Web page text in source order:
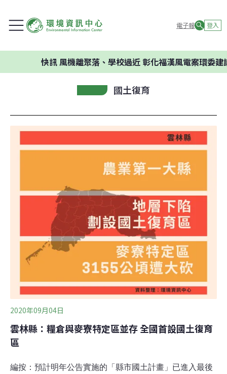
電子報 登入
風機離聚落、學校過近 彰化福漢風電案環委建議不應
國土復育
2020年09月04日
雲林縣：糧倉與麥寮特定區並存 全國首設國土復育
區
編按：預計明年公告實施的「縣市國土計畫」已進入最後